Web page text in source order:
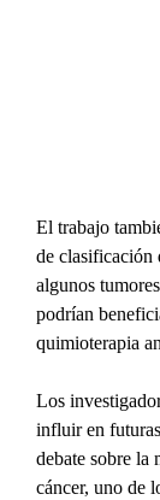
El trabajo
de clasificación
algunos
podrían
quimioterapia
Los
influir en
debate sobre la
cáncer, uno de